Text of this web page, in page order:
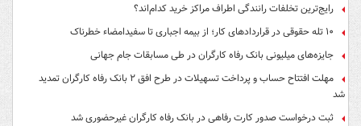
رایج‌ترین تخلفات رانندگی اطراف مراکز خرید کدام‌اند؟
۱۰ تله حقوقی در قراردادهای کار؛ از بیمه اجباری تا سفیدامضاء خطرناک
جایزه‌های میلیونی بانک رفاه کارگران در طی مسابقات جام جهانی
مهلت افتتاح حساب و پرداخت تسهیلات در طرح افق ۲ بانک رفاه کارگران تمدید
شد
ثبت درخواست صدور کارت رفاهی در بانک رفاه کارگران غیرحضوری شد